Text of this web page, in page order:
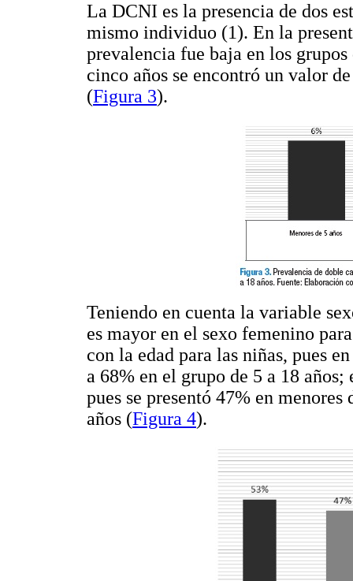
La DCNI es la presencia de dos
mismo individuo (1). En la
prevalencia fue baja en los grupos
cinco años se encontró un valor
(Figura 3).
Teniendo en cuenta la variable
es mayor en el sexo femenino
con la edad para las niñas, pues
a 68% en el grupo de 5 a 18
pues se presentó 47% en
años (Figura 4).